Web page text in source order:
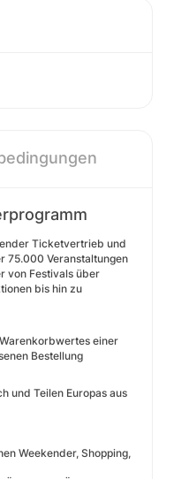
Ticketvertrieb und
75.000 Veranstaltungen
von Festivals über
bis hin zu
einer
Bestellung
und Teilen Europas aus
Weekender, Shopping,